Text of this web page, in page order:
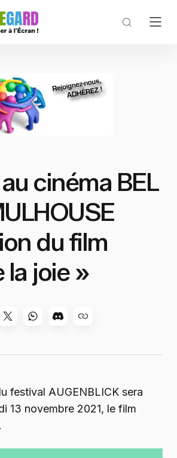
cinéma BEL
du film
la joie »
festival AUGENBLICK sera
13 novembre 2021, le film